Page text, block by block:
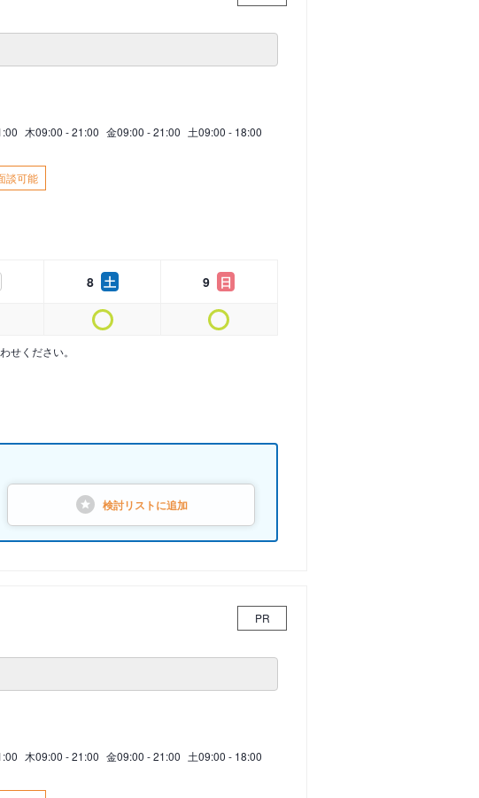
木09:00 - 21:00 金09:00 - 21:00 土09:00 - 18:00
談可能
8 土 9 日
せください。
検討リストに追加
PR
木09:00 - 21:00 金09:00 - 21:00 土09:00 - 18:00